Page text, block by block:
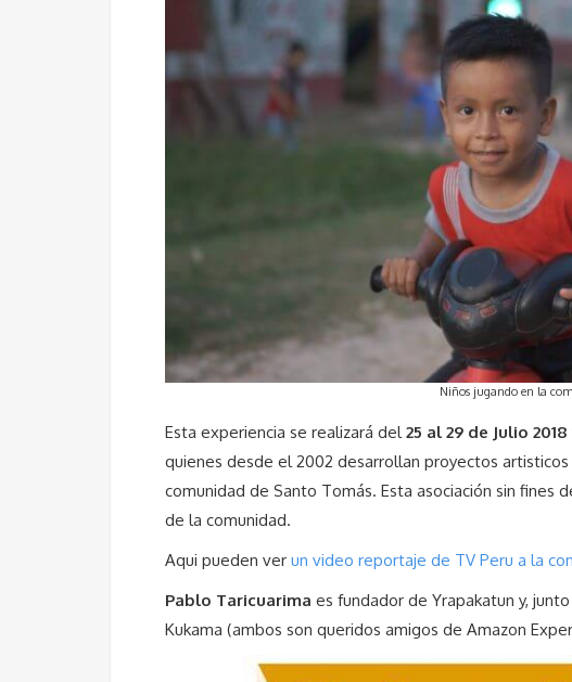
Niños jugando en la
Esta experiencia se realizará del 25 al 29 de Julio 2018
quienes desde el 2002 desarrollan proyectos
comunidad de Santo Tomás. Esta asociación sin fines
de la comunidad.
Aqui pueden ver un video reportaje de TV Peru a la
Pablo Taricuarima es fundador de Yrapakatun y,
Kukama (ambos son queridos amigos de Amazon